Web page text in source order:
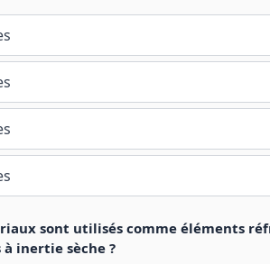
sont utilisés comme éléments
inertie sèche ?